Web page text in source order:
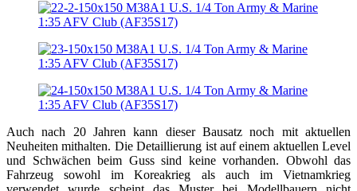
Auch nach 20 Jahren kann dieser Bausatz noch mit aktuellen
Neuheiten mithalten. Die Detaillierung ist auf einem aktuellen Level
und Schwächen beim Guss sind keine vorhanden. Obwohl das
Fahrzeug sowohl im Koreakrieg als auch im Vietnamkrieg